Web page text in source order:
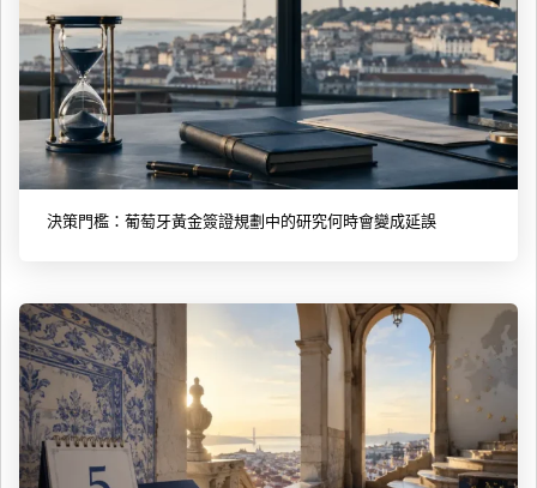
決策門檻：葡萄牙黃金簽證規劃中的研究何時會變成延誤